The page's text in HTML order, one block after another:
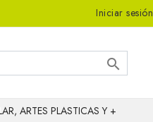
Iniciar sesión

ARTES PLASTICAS Y +